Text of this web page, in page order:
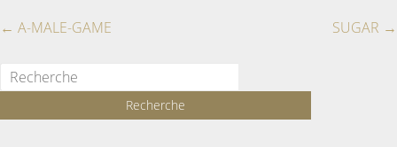
← A-MALE-GAME SUGAR →